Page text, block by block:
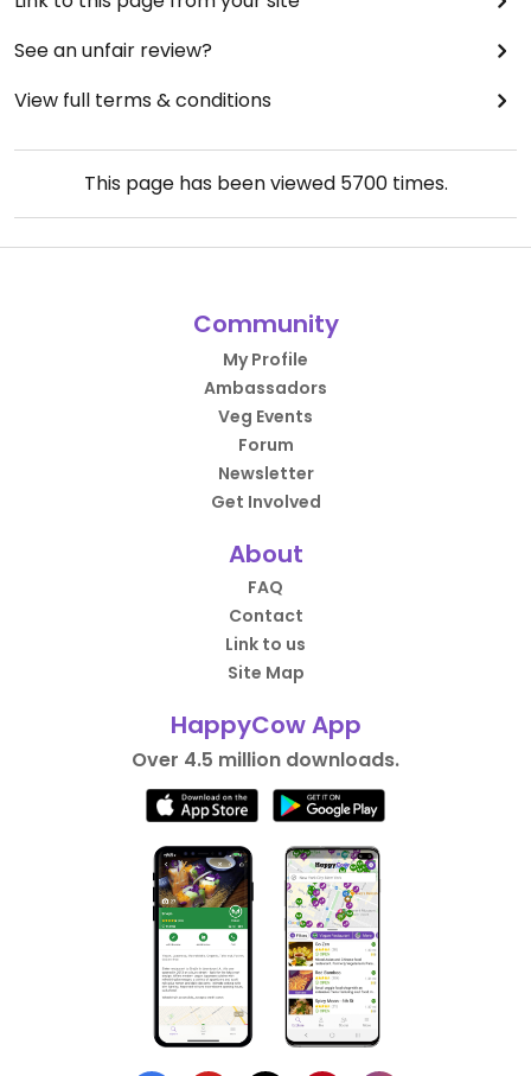
See an unfair review?
View full terms & conditions
This page has been viewed 5700times.
Community
My Profile
Ambassadors
Veg Events
Forum
Newsletter
Get Involved
About
FAQ
Contact
Link to us
Site Map
HappyCow App
Over 4.5 million downloads.